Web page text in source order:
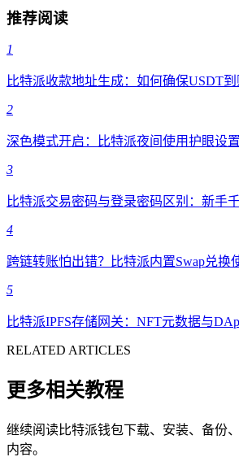
推荐阅读
1
比特派收款地址生成：如何确保USDT
2
深色模式开启：比特派夜间使用护眼设置
3
比特派交易密码与登录密码区别：新手
4
跨链转账怕出错？比特派内置Swap兑换
5
比特派IPFS存储网关：NFT元数据与
RELATED ARTICLES
更多相关教程
继续阅读比特派钱包下载、安装、备份
内容。